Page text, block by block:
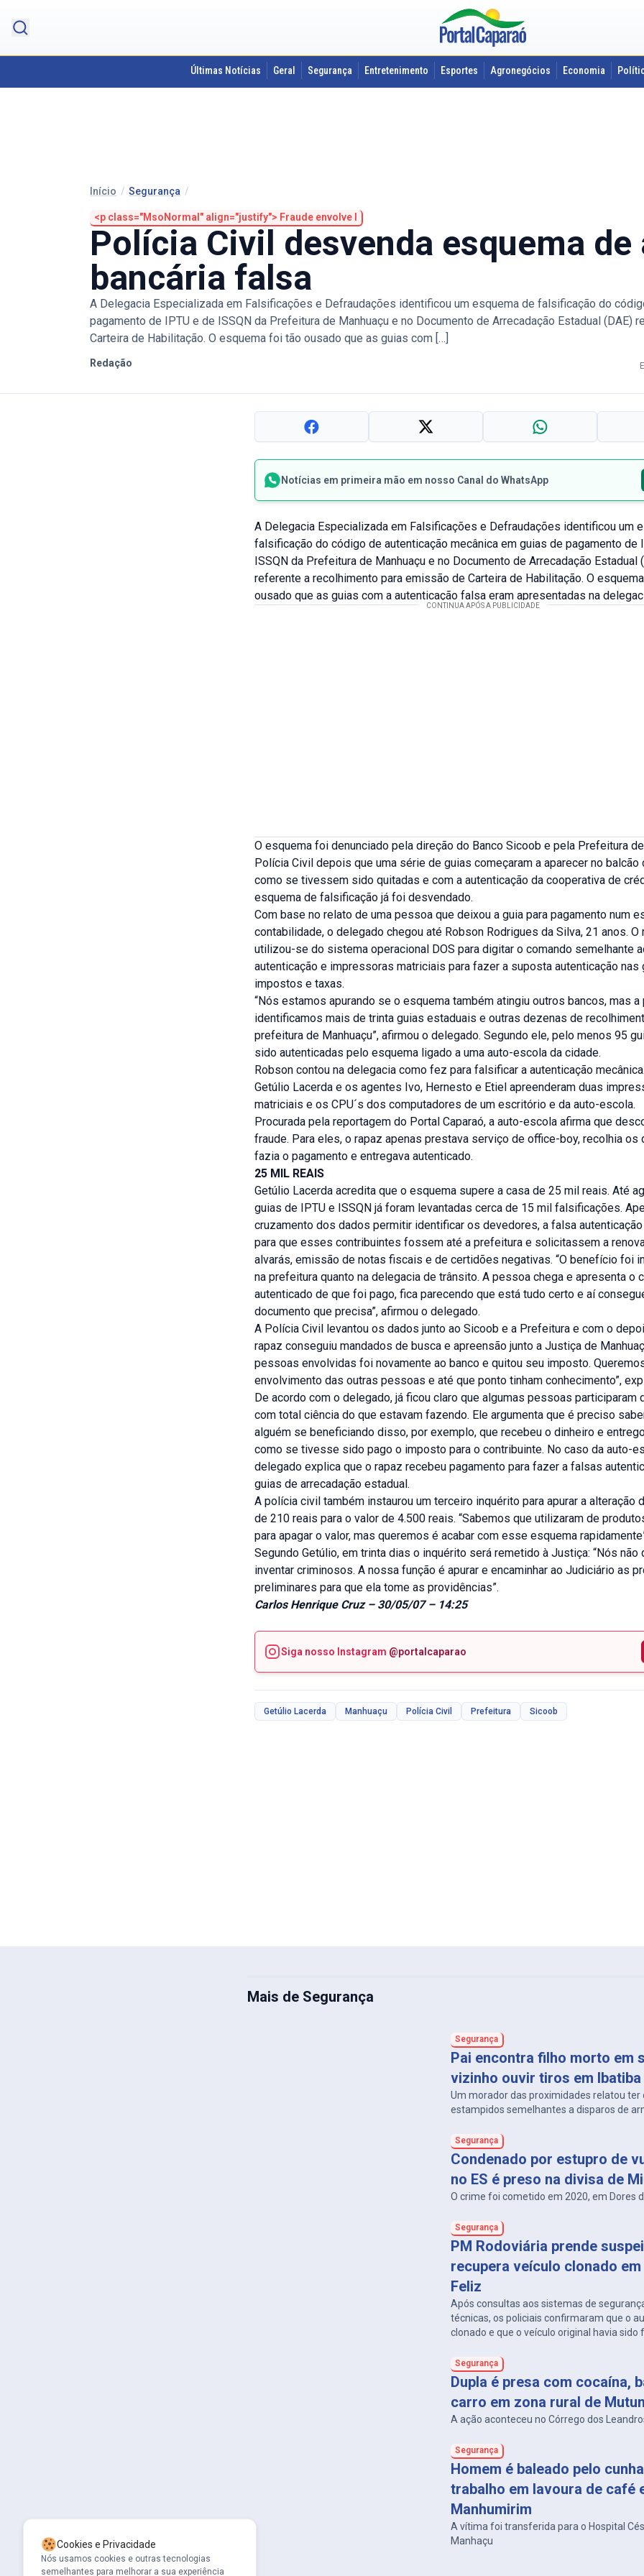
Últimas Notícias Geral Segurança Entretenimento Esportes Agronegócios Economia
Início /Segurança /
<p class="MsoNormal" align="justify"> Fraude envolve I
Polícia Civil desvenda esquema
bancária falsa
A Delegacia Especializada em Falsificações e Defraudações identificou um esquema de falsificação do
pagamento de IPTU e de ISSQN da Prefeitura de Manhuaçu e no Documento de Arrecadação Estadual (DAE)
Carteira de Habilitação. O esquema foi tão ousado que as guias com […]
Redação
Notícias em primeira mão em nosso Canal do WhatsApp
A Delegacia Especializada em Falsificações e Defraudações identificou um
falsificação do código de autenticação mecânica em guias de pagamento de
ISSQN da Prefeitura de Manhuaçu e no Documento de Arrecadação Estadual
referente a recolhimento para emissão de Carteira de Habilitação. O
ousado que as guias com a autenticação falsa eram apresentadas na
O esquema foi denunciado pela direção do Banco Sicoob e pela Prefeitura
Polícia Civil depois que uma série de guias começaram a aparecer no balcão
como se tivessem sido quitadas e com a autenticação da cooperativa de
esquema de falsificação já foi desvendado.
Com base no relato de uma pessoa que deixou a guia para pagamento num
contabilidade, o delegado chegou até Robson Rodrigues da Silva, 21 anos. O
utilizou-se do sistema operacional DOS para digitar o comando semelhante
autenticação e impressoras matriciais para fazer a suposta autenticação nas
impostos e taxas.
“Nós estamos apurando se o esquema também atingiu outros bancos, mas a
identificamos mais de trinta guias estaduais e outras dezenas de
prefeitura de Manhuaçu”, afirmou o delegado. Segundo ele, pelo menos 95
sido autenticadas pelo esquema ligado a uma auto-escola da cidade.
Robson contou na delegacia como fez para falsificar a autenticação
Getúlio Lacerda e os agentes Ivo, Hernesto e Etiel apreenderam duas
matriciais e os CPU´s dos computadores de um escritório e da auto-escola.
Procurada pela reportagem do Portal Caparaó, a auto-escola afirma que
fraude. Para eles, o rapaz apenas prestava serviço de office-boy, recolhia os
fazia o pagamento e entregava autenticado.
25 MIL REAIS
Getúlio Lacerda acredita que o esquema supere a casa de 25 mil reais. Até
guias de IPTU e ISSQN já foram levantadas cerca de 15 mil falsificações.
cruzamento dos dados permitir identificar os devedores, a falsa
para que esses contribuintes fossem até a prefeitura e solicitassem a
alvarás, emissão de notas fiscais e de certidões negativas. “O benefício foi
na prefeitura quanto na delegacia de trânsito. A pessoa chega e apresenta o
autenticado de que foi pago, fica parecendo que está tudo certo e aí
documento que precisa”, afirmou o delegado.
A Polícia Civil levantou os dados junto ao Sicoob e a Prefeitura e com o
rapaz conseguiu mandados de busca e apreensão junto a Justiça de
pessoas envolvidas foi novamente ao banco e quitou seu imposto.
envolvimento das outras pessoas e até que ponto tinham conhecimento”,
De acordo com o delegado, já ficou claro que algumas pessoas participaram
com total ciência do que estavam fazendo. Ele argumenta que é preciso
alguém se beneficiando disso, por exemplo, que recebeu o dinheiro e
como se tivesse sido pago o imposto para o contribuinte. No caso da auto-
delegado explica que o rapaz recebeu pagamento para fazer a falsas
guias de arrecadação estadual.
A polícia civil também instaurou um terceiro inquérito para apurar a alteração
de 210 reais para o valor de 4.500 reais. “Sabemos que utilizaram de
para apagar o valor, mas queremos é acabar com esse esquema
Segundo Getúlio, em trinta dias o inquérito será remetido à Justiça: “Nós não
inventar criminosos. A nossa função é apurar e encaminhar ao Judiciário as
preliminares para que ela tome as providências”.
Carlos Henrique Cruz – 30/05/07 – 14:25
Siga nosso Instagram @portalcaparao
Getúlio Lacerda Manhuaçu Polícia Civil Prefeitura Sicoob
Mais de Segurança
Segurança
Pai encontra filho morto em
vizinho ouvir tiros em Ibatiba
Um morador das proximidades relatou ter
estampidos semelhantes a disparos de
Segurança
Condenado por estupro de
no ES é preso na divisa de
O crime foi cometido em 2020, em Dores
Segurança
PM Rodoviária prende
recupera veículo clonado em
Feliz
Após consultas aos sistemas de
técnicas, os policiais confirmaram que o
clonado e que o veículo original havia sido
Segurança
Dupla é presa com cocaína,
carro em zona rural de
A ação aconteceu no Córrego dos
Segurança
Homem é baleado pelo
trabalho em lavoura de café
Manhumirim
A vítima foi transferida para o Hospital
Manhaçu
Cookies e Privacidade
Nós usamos cookies e outras tecnologias
semelhantes para melhorar a sua experiência